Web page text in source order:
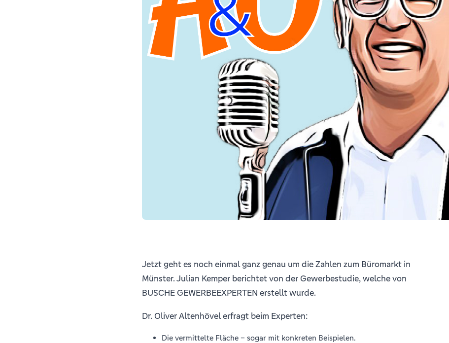
Jetzt geht es noch einmal ganz genau um die Zahlen zum Büromarkt in
Münster. Julian Kemper berichtet von der Gewerbestudie, welche von
BUSCHE GEWERBEEXPERTEN erstellt wurde.
Dr. Oliver Altenhövel erfragt beim Experten:
Die vermittelte Fläche – sogar mit konkreten Beispielen.